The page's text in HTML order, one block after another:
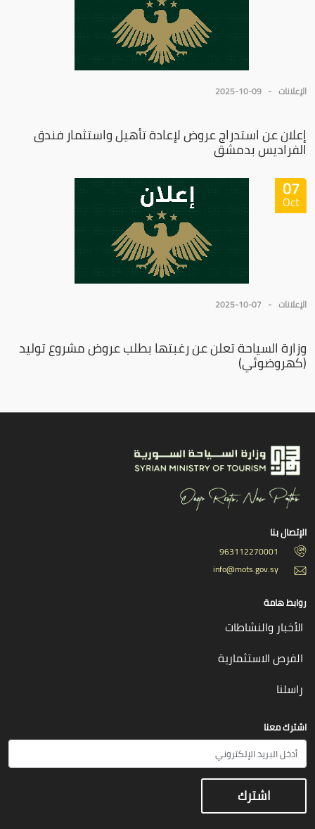
الإعلانات 2025-10-09
إعلان عن استدراج عروض لإعادة تأهيل واستثمار فندق
الفراديس بدمشق
07
Oct
الإعلانات 2025-10-07
وزارة السياحة تعلن عن رغبتها بطلب عروض مشروع توليد
(كهروضوئي)
الإتصال بنا
963112270001
info@mots.gov.sy
روابط هامة
الأخبار والنشاطات
الفرص الاستثمارية
راسلنا
اشترك معنا